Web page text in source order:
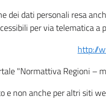
dei dati personali resa
per via telematica a
http://
"Normattiva Regioni –
e non anche per altri siti